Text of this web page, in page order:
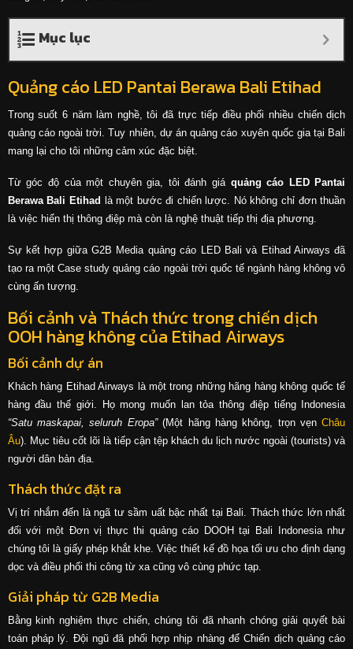
Mục lục
Quảng cáo LED Pantai Berawa Bali Etihad
Trong suốt 6 năm làm nghề, tôi đã trực tiếp điều phối nhiều chiến dịch
quảng cáo ngoài trời. Tuy nhiên, dự án quảng cáo xuyên quốc gia tại Bali
mang lại cho tôi những cảm xúc đặc biệt.
Từ góc độ của một chuyên gia, tôi đánh giá quảng cáo LED Pantai
Berawa Bali Etihad
là một bước đi chiến lược. Nó không chỉ đơn thuần
là việc hiển thị thông điệp mà còn là nghệ thuật tiếp thị địa phương.
Sự kết hợp giữa G2B Media quảng cáo LED Bali và Etihad Airways đã
tạo ra một Case study quảng cáo ngoài trời quốc tế ngành hàng không vô
cùng ấn tượng.
Bối cảnh và Thách thức trong chiến dịch
OOH hàng không của Etihad Airways
Bối cảnh dự án
Khách hàng Etihad Airways là một trong những hãng hàng không quốc tế
hàng đầu thế giới. Họ mong muốn lan tỏa thông điệp tiếng Indonesia
“Satu maskapai, seluruh Eropa”(Một hãng hàng không, trọn vẹnChâu
Âu). Mục tiêu cốt lõi là tiếp cận tệp khách du lịch nước ngoài (tourists) và
người dân bản địa.
Thách thức đặt ra
Vị trí nhắm đến là ngã tư sầm uất bậc nhất tại Bali. Thách thức lớn nhất
đối với một Đơn vị thực thi quảng cáo DOOH tại Bali Indonesia như
chúng tôi là giấy phép khắt khe. Việc thiết kế đồ họa tối ưu cho định dạng
dọc và điều phối thi công từ xa cũng vô cùng phức tạp.
Giải pháp từ G2B Media
Bằng kinh nghiệm thực chiến, chúng tôi đã nhanh chóng giải quyết bài
toán pháp lý. Đội ngũ đã phối hợp nhịp nhàng để Chiến dịch quảng cáo